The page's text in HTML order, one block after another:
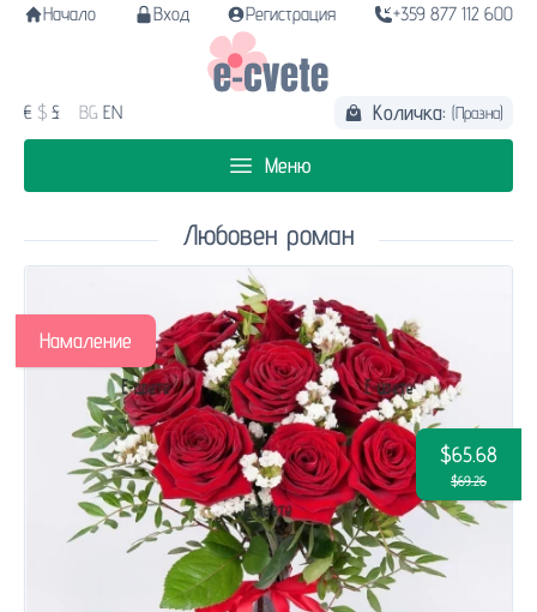
Начало Вход Регистрация +359 877 112 600
€ $ £ BG EN Количка: (Празна)
Меню
Любовен роман
$65.68
$69.26
Намаление